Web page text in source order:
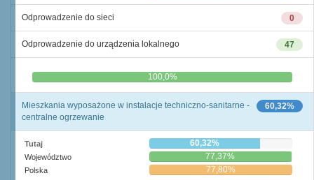
0
Odprowadzenie do sieci
47
Odprowadzenie do urządzenia lokalnego
0,0% 100,0%
60,32%
Mieszkania wyposażone w instalacje techniczno-sanitarne -
centralne ogrzewanie
Tutaj 60,32%
Województwo 77,37%
Polska 77,80%